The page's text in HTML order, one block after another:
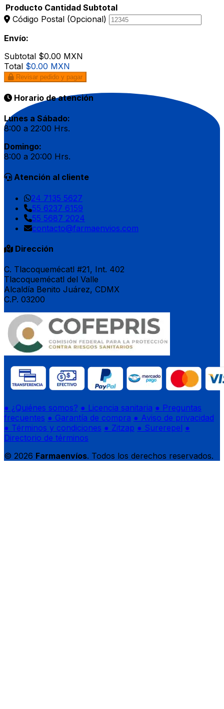
Producto Cantidad Subtotal
Código Postal (Opcional)
Envío:
Subtotal $0.00 MXN
Total $0.00 MXN
Revisar pedido y pagar
Horario de atención
Lunes a Sábado:
8:00 a 22:00 Hrs.
Domingo:
8:00 a 20:00 Hrs.
Atención al cliente
24 7135 5627
55 6237 6159
55 5687 2024
contacto@farmaenvios.com
Dirección
C. Tlacoquemécatl #21, Int. 402
Tlacoquemécatl del Valle
Alcaldía Benito Juárez, CDMX
C.P. 03200
● ¿Quiénes somos? ● Licencia sanitaria ● Preguntas
frecuentes ● Garantía de compra ● Aviso de privacidad
● Términos y condiciones ● Zitzap ● Surerepel ●
Directorio de términos
© 2026 Farmaenvíos. Todos los derechos reservados.